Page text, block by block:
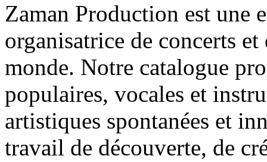
Zaman Production est une
organisatrice de concerts
monde. Notre catalogue
populaires, vocales et
artistiques spontanées et
travail de découverte, de